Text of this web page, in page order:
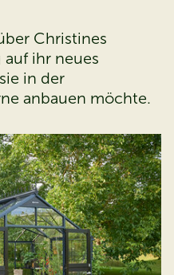
Christines
ihr neues
in der
anbauen möchte.